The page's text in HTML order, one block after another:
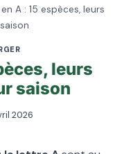
A : 15 espèces, leurs
leurs
saison
2026